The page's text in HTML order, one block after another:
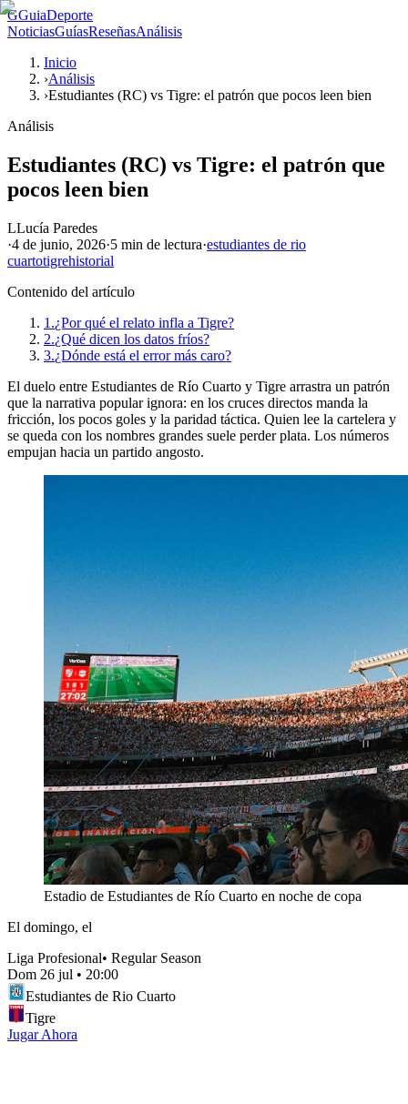
GGuiaDeporte
NoticiasGuíasReseñasAnálisis
Inicio
›Análisis
›Estudiantes (RC) vs Tigre: el patrón que pocos leen bien
Análisis
Estudiantes (RC) vs Tigre: el patrón que
pocos leen bien
LLucía Paredes
·4 de junio, 2026·5 min de lectura·estudiantes de rio
cuartotigrehistorial
Contenido del artículo
1.¿Por qué el relato infla a Tigre?
2.¿Qué dicen los datos fríos?
3.¿Dónde está el error más caro?
El duelo entre Estudiantes de Río Cuarto y Tigre arrastra un patrón
que la narrativa popular ignora: en los cruces directos manda la
fricción, los pocos goles y la paridad táctica. Quien lee la cartelera y
se queda con los nombres grandes suele perder plata. Los números
empujan hacia un partido angosto.
Estadio de Estudiantes de Río Cuarto en noche de copa
El domingo, el
Liga Profesional• Regular Season
Dom 26 jul • 20:00
Estudiantes de Rio Cuarto
Tigre
Jugar Ahora